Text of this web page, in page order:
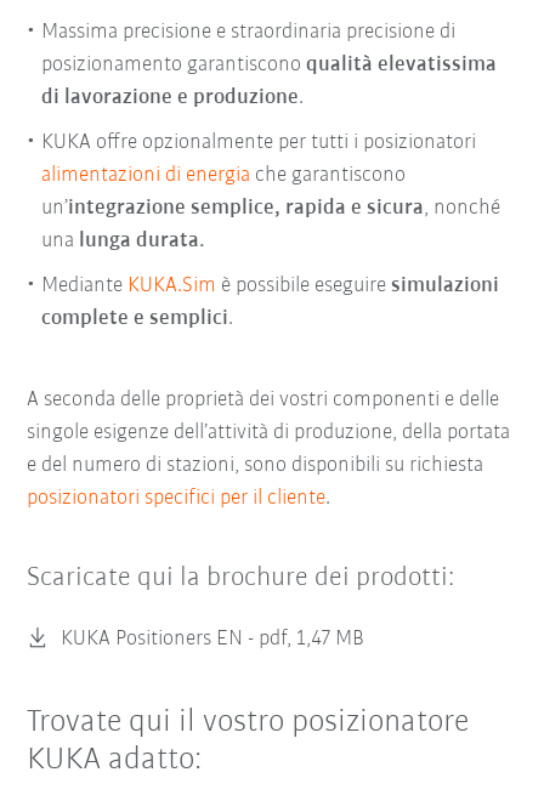
Massima precisione e straordinaria precisione di
posizionamento garantisconoqualità elevatissima
di lavorazione e produzione.
KUKA offre opzionalmente per tutti i posizionatori
alimentazioni di energia che garantiscono
un’integrazione semplice, rapida e sicura, nonché
una lunga durata.
Mediante KUKA.Sim è possibile eseguiresimulazioni
complete e semplici.
A seconda delle proprietà dei vostri componenti e delle
singole esigenze dell’attività di produzione, della portata
e del numero di stazioni, sono disponibili su richiesta
posizionatori specifici per il cliente.
Scaricate qui la brochure dei prodotti:
KUKA Positioners EN - pdf, 1,47 MB
Trovate qui il vostro posizionatore
KUKA adatto: